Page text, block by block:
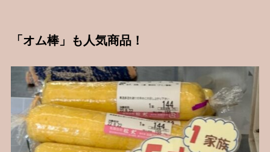
「オム棒」も人気商品！